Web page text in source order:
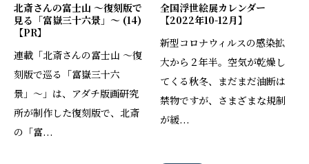
北斎さんの富士山 〜復刻版で
見る「富嶽三十六景」〜 (14)
【PR】
連載「北斎さんの富士山 〜復
刻版で巡る「富嶽三十六
景」〜」は、アダチ版画研究
所が制作した復刻版で、北斎
の「富...
全国浮世絵展カレンダー
【2022年10-12月】
新型コロナウィルスの感染拡
大から２年半。空気が乾燥し
てくる秋冬、まだまだ油断は
禁物ですが、さまざまな規制
が緩...